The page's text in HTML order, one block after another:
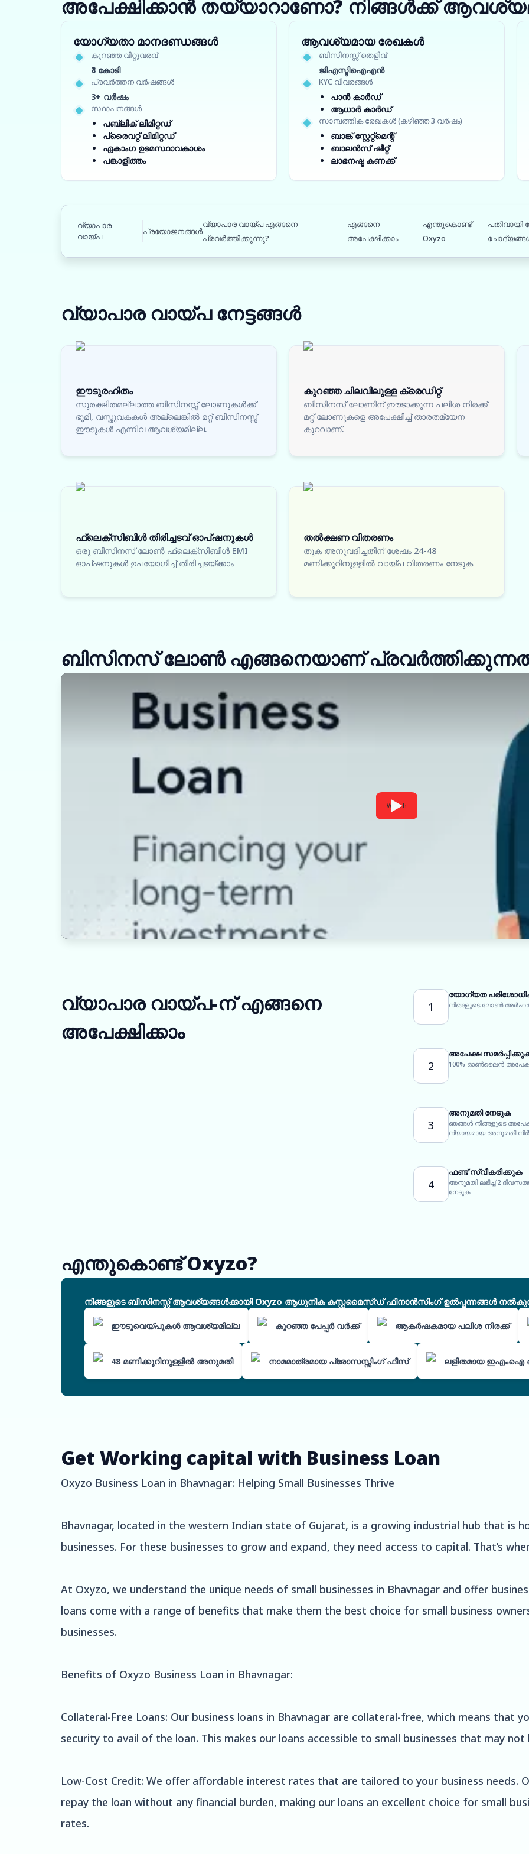
അപേക്ഷിക്കാൻ തയ്യാറാണോ? നിങ്ങൾക്ക്
യോഗ്യതാ മാനദണ്ഡങ്ങൾ
കുറഞ്ഞ വിറ്റുവരവ്
₹3 കോടി
പ്രവർത്തന വർഷങ്ങൾ
3+ വർഷം
സ്ഥാപനങ്ങൾ
പബ്ലിക് ലിമിറ്റഡ്
പ്രൈവറ്റ് ലിമിറ്റഡ്
ഏകാംഗ ഉടമസ്ഥാവകാശം
പങ്കാളിത്തം
ആവശ്യമായ രേഖകൾ
ബിസിനസ്സ് തെളിവ്
ജിഎസ്ടിഐഎൻ
KYC വിവരങ്ങൾ
പാൻ കാർഡ്
ആധാർ കാർഡ്
സാമ്പത്തിക രേഖകൾ (കഴിഞ്ഞ 3 വർഷം)
ബാങ്ക് സ്റ്റേറ്റ്‌മെന്റ്
ബാലൻസ് ഷീറ്റ്
ലാഭനഷ്ട കണക്ക്
വ്യാപാര
വായ്പ
പ്രയോജനങ്ങൾ
വ്യാപാര വായ്പ എങ്ങനെ
പ്രവർത്തിക്കുന്നു?
എങ്ങനെ
അപേക്ഷിക്കാം
എന്തുകൊണ്ട്
Oxyzo
പതിവായി
വ്യാപാര വായ്പനേട്ടങ്ങൾ
ഈടുരഹിതം
സുരക്ഷിതമല്ലാത്ത ബിസിനസ്സ് ലോണുകൾക്ക്
ഭൂമി, വസ്തുവകകൾ അല്ലെങ്കിൽ മറ്റ് ബിസിനസ്സ്
ഈടുകൾ എന്നിവ ആവശ്യമില്ല.
കുറഞ്ഞ ചിലവിലുള്ള ക്രെഡിറ്റ്
ബിസിനസ് ലോണിന് ഈടാക്കുന്ന പലിശ നിരക്ക്
മറ്റ് ലോണുകളെ അപേക്ഷിച്ച് താരതമ്യേന
കുറവാണ്.
ഫ്ലെക്സിബിൾ തിരിച്ചടവ് ഓപ്ഷനുകൾ
ഒരു ബിസിനസ് ലോൺ ഫ്ലെക്സിബിൾ EMI
ഓപ്ഷനുകൾ ഉപയോഗിച്ച് തിരിച്ചടയ്ക്കാം
തൽക്ഷണ വിതരണം
തുക അനുവദിച്ചതിന് ശേഷം 24-48
മണിക്കൂറിനുള്ളിൽ വായ്പ വിതരണം നേടുക
ബിസിനസ് ലോൺ എങ്ങനെയാണ്
Watch
വ്യാപാര വായ്പ-ന് എങ്ങനെ
അപേക്ഷിക്കാം
1
യോഗ്യത
നിങ്ങളുടെ ലോൺ
2
അപേക്ഷ
100% ഓൺലൈൻ
3
അനുമതി നേടുക
ഞങ്ങൾ നിങ്ങളുടെ
ന്യായമായ അനുമതി
4
ഫണ്ട് സ്വീകരിക്കുക
അനുമതി ലഭിച്ച് 2
നേടുക
എന്തുകൊണ്ട് Oxyzo?
നിങ്ങളുടെ ബിസിനസ്സ് ആവശ്യങ്ങൾക്കായി Oxyzo ആധുനിക കസ്റ്റമൈസ്ഡ് ഫിനാൻസിംഗ് ഉൽപ്പന്നങ്ങൾ
ഈടുവെയ്പുകൾ ആവശ്യമില്ല കുറഞ്ഞ പേപ്പർ വർക്ക് ആകർഷകമായ പലിശ നിരക്ക്
48 മണിക്കൂറിനുള്ളിൽ അനുമതി നാമമാത്രമായ പ്രോസസ്സിംഗ് ഫീസ് ലളിതമായ
Get Working capital with Business Loan
Oxyzo Business Loan in Bhavnagar: Helping Small Businesses Thrive
Bhavnagar, located in the western Indian state of Gujarat, is a growing industrial hub that is
businesses. For these businesses to grow and expand, they need access to capital. That’s
At Oxyzo, we understand the unique needs of small businesses in Bhavnagar and offer
loans come with a range of benefits that make them the best choice for small business
businesses.
Benefits of Oxyzo Business Loan in Bhavnagar:
Collateral-Free Loans: Our business loans in Bhavnagar are collateral-free, which means that
security to avail of the loan. This makes our loans accessible to small businesses that may
Low-Cost Credit: We offer affordable interest rates that are tailored to your business needs.
repay the loan without any financial burden, making our loans an excellent choice for small
rates.